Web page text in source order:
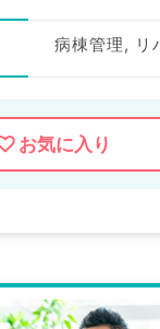
病棟管理, リ
お気に入り